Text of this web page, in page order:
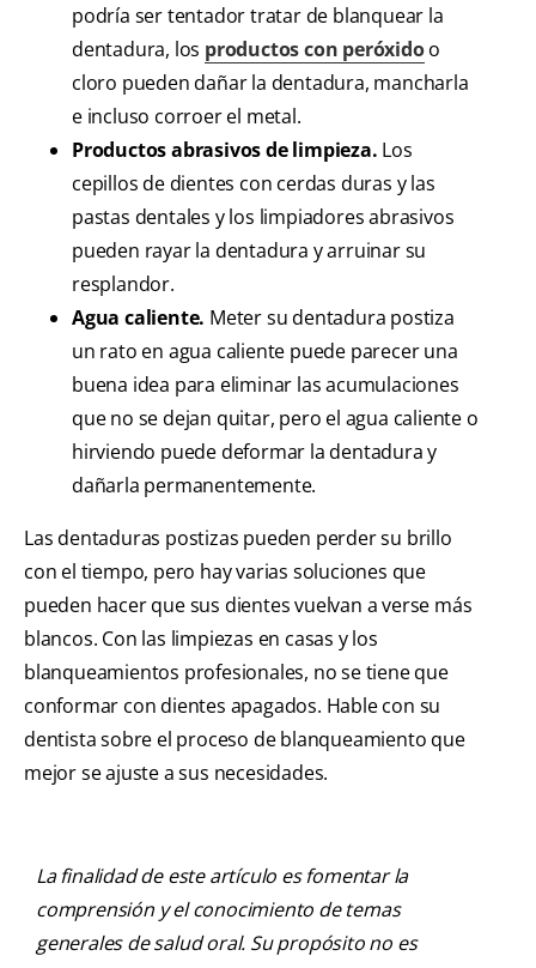
podría ser tentador tratar de blanquear la
dentadura, los productos con peróxidoo
cloro pueden dañar la dentadura, mancharla
e incluso corroer el metal.
Productos abrasivos de limpieza. Los
cepillos de dientes con cerdas duras y las
pastas dentales y los limpiadores abrasivos
pueden rayar la dentadura y arruinar su
resplandor.
Agua caliente. Meter su dentadura postiza
un rato en agua caliente puede parecer una
buena idea para eliminar las acumulaciones
que no se dejan quitar, pero el agua caliente o
hirviendo puede deformar la dentadura y
dañarla permanentemente.
Las dentaduras postizas pueden perder su brillo
con el tiempo, pero hay varias soluciones que
pueden hacer que sus dientes vuelvan a verse más
blancos. Con las limpiezas en casas y los
blanqueamientos profesionales, no se tiene que
conformar con dientes apagados. Hable con su
dentista sobre el proceso de blanqueamiento que
mejor se ajuste a sus necesidades.
La finalidad de este artículo es fomentar la
comprensión y el conocimiento de temas
generales de salud oral. Su propósito no es